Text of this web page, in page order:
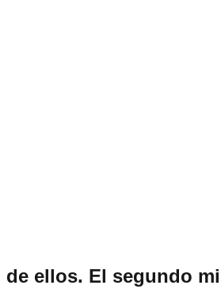
de ellos. El segundo